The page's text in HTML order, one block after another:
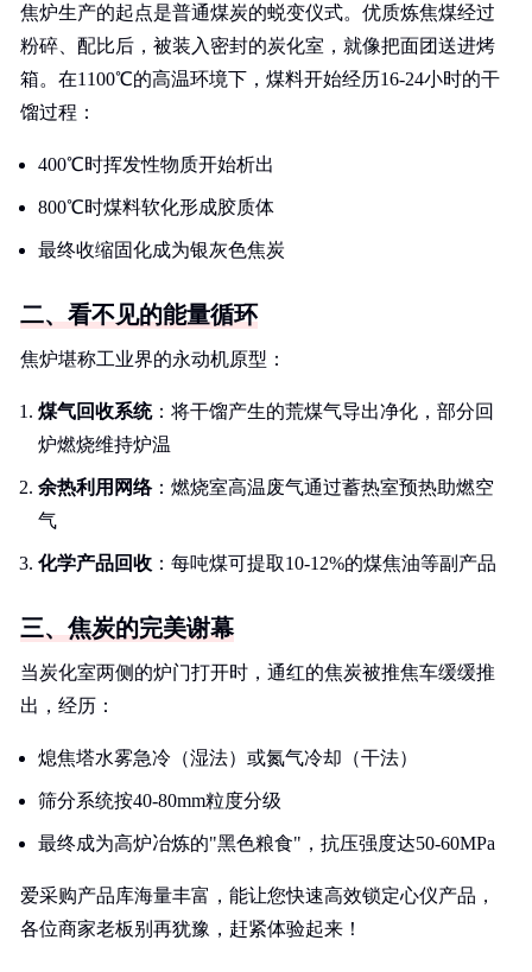
焦炉生产的起点是普通煤炭的蜕变仪式。优质炼焦煤经过
粉碎、配比后，被装入密封的炭化室，就像把面团送进烤
箱。在1100℃的高温环境下，煤料开始经历16-24小时的干
馏过程：
400℃时挥发性物质开始析出
800℃时煤料软化形成胶质体
最终收缩固化成为银灰色焦炭
二、看不见的能量循环
焦炉堪称工业界的永动机原型：
煤气回收系统：将干馏产生的荒煤气导出净化，部分回
炉燃烧维持炉温
余热利用网络：燃烧室高温废气通过蓄热室预热助燃空
气
化学产品回收 ：每吨煤可提取10-12%的煤焦油等副产品
三、焦炭的完美谢幕
当炭化室两侧的炉门打开时，通红的焦炭被推焦车缓缓推
出，经历：
熄焦塔水雾急冷（湿法）或氮气冷却（干法）
筛分系统按40-80mm粒度分级
最终成为高炉冶炼的"黑色粮食"，抗压强度达50-60MPa
爱采购产品库海量丰富，能让您快速高效锁定心仪产品，
各位商家老板别再犹豫，赶紧体验起来！